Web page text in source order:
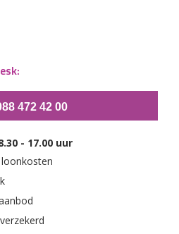
472 42 00
- 17.00 uur